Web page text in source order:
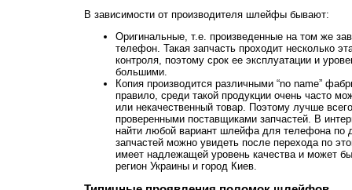
В зависимости от производителя шлейфы бывают:
Оригинальные, т.е. произведенные на том же
телефон. Такая запчасть проходит несколько
контроля, поэтому срок ее эксплуатации и
большими.
Копия производится различными “no name”
правило, среди такой продукции очень часто
или некачественный товар. Поэтому лучше
проверенными поставщиками запчастей. В
найти любой вариант шлейфа для телефона по
запчастей можно увидеть после перехода по
имеет надлежащей уровень качества и может
регион Украины и город Киев.